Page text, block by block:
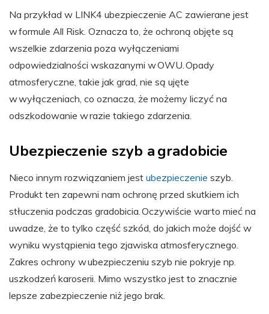
Na przykład w LINK4 ubezpieczenie AC zawierane jest
w formule All Risk. Oznacza to, że ochroną objęte są
wszelkie zdarzenia poza wyłączeniami
odpowiedzialności wskazanymi w OWU. Opady
atmosferyczne, takie jak grad, nie są ujęte
w wyłączeniach, co oznacza, że możemy liczyć na
odszkodowanie w razie takiego zdarzenia.
Ubezpieczenie szyb a gradobicie
Nieco innym rozwiązaniem jest ubezpieczenie szyb.
Produkt ten zapewni nam ochronę przed skutkiem ich
stłuczenia podczas gradobicia. Oczywiście warto mieć na
uwadze, że to tylko część szkód, do jakich może dojść w
wyniku wystąpienia tego zjawiska atmosferycznego.
Zakres ochrony w ubezpieczeniu szyb nie pokryje np.
uszkodzeń karoserii. Mimo wszystko jest to znacznie
lepsze zabezpieczenie niż jego brak.